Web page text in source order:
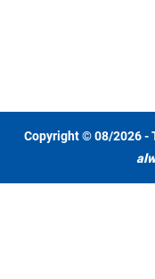
Copyright © 08/2026 -